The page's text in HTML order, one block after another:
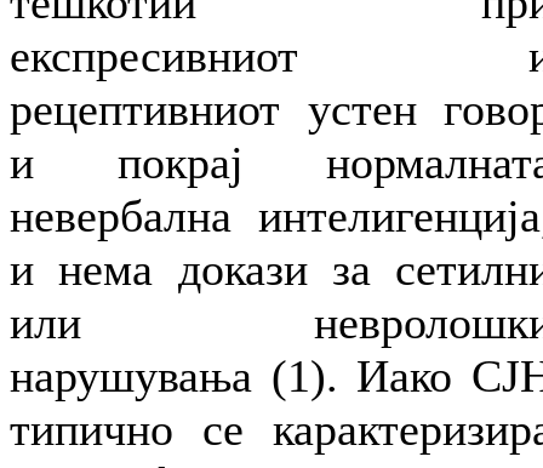
експресивниот
рецептивниот устен
и покрај
невербална
и нема докази за
или
нарушувања (1). Иако
типично се